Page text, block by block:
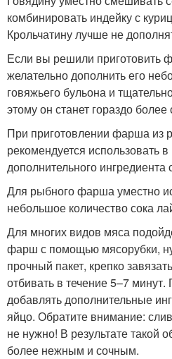
комбинировать индейку с
Крольчатину лучше не
Если вы решили приготовить
желательно дополнить его
говяжьего бульона и
этому он станет гораздо
При приготовлении фарша из
рекомендуется использовать в
дополнительного
Для рыбного фарша уместно
небольшое количество сока
Для многих видов мяса
фарш с помощью мясорубки,
прочный пакет, крепко
отбивать в течение 5–7
добавлять дополнительные
яйцо. Обратите внимание:
не нужно! В результате такой
более нежным и сочным.